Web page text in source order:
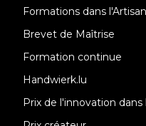
Formations dans
Brevet de Maîtrise
Formation continue
Handwierk.lu
Prix de l'innovation dans